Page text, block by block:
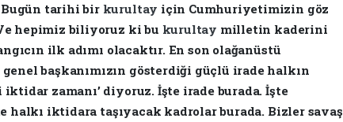
Bugün tarihi bir kurultay için Cumhuriyetimizin göz
hepimiz biliyoruz ki bu kurultay milletin kaderini
ilk adımı olacaktır. En son olağanüstü
başkanımızın gösterdiği güçlü irade halkın
zamanı’ diyoruz. İşte irade burada. İşte
halkı iktidara taşıyacak kadrolar burada. Bizler savaş